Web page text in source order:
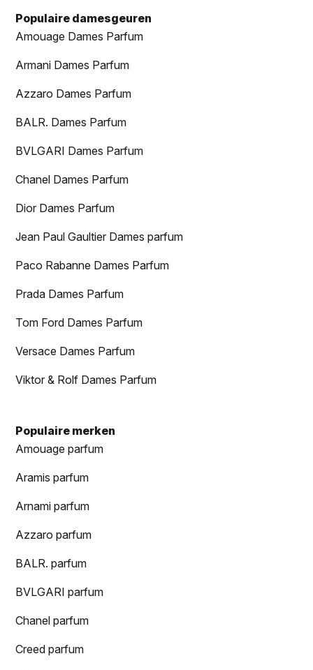
Populaire damesgeuren
Amouage Dames Parfum
Armani Dames Parfum
Azzaro Dames Parfum
BALR. Dames Parfum
BVLGARI Dames Parfum
Chanel Dames Parfum
Dior Dames Parfum
Jean Paul Gaultier Dames parfum
Paco Rabanne Dames Parfum
Prada Dames Parfum
Tom Ford Dames Parfum
Versace Dames Parfum
Viktor & Rolf Dames Parfum
Populaire merken
Amouage parfum
Aramis parfum
Arnami parfum
Azzaro parfum
BALR. parfum
BVLGARI parfum
Chanel parfum
Creed parfum